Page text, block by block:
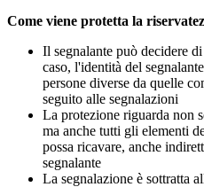
Come viene protetta la
Il segnalante può decidere
caso, l'identità del
persone diverse da quelle
seguito alle segnalazioni
La protezione riguarda non
ma anche tutti gli elementi
possa ricavare, anche
segnalante
La segnalazione è sottratta